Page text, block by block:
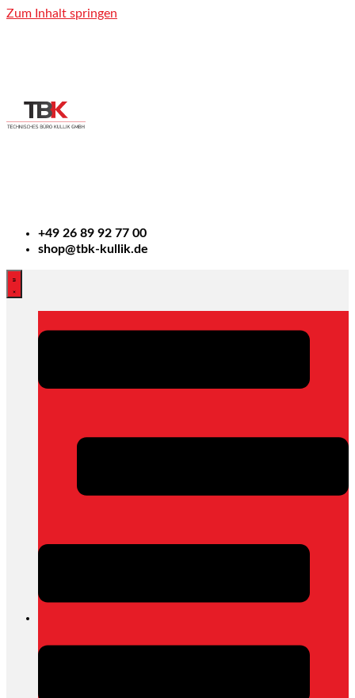
Zum Inhalt springen
+49 26 89 92 77 00
shop@tbk-kullik.de